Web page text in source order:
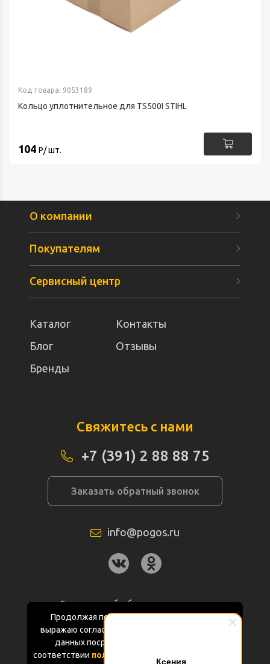
Ксения
Код товара: 9053189
Кольцо уплотнительное для TS500I STIHL
104 Р/ шт.
Продолжая пользоваться данным сайтом
выражаю согласие на обработку персональных
данных посредством Яндекс.Метрика в
соответствии политикой конфиденциальности
О компании
Покупателям
Сервисный центр
Каталог
Контакты
Блог
Отзывы
Бренды
Свяжитесь с нами
+7 (391) 2 88 88 75
Заказать обратный звонок
info@pogos.ru
Согласие на обработку персональных
данных
Политика конфиденциальности